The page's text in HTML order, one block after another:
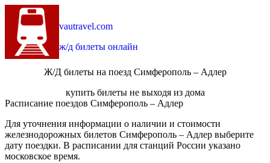
vautravel.com
ж/д билеты онлайн
Ж/Д билеты на поезд Симферополь – Адлер
купить билеты не выходя из дома
Расписание поездов Симферополь – Адлер
Для уточнения информации о наличии и стоимости
железнодорожных билетов Симферополь – Адлер выберите
дату поездки. В расписании для станций России указано
московское время.